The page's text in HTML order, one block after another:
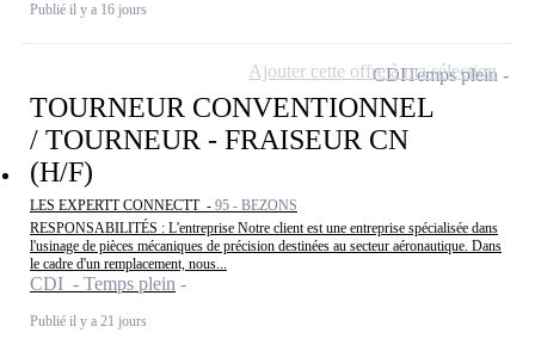
Publié il y a 16 jours
TOURNEUR CONVENTIONNEL
/ TOURNEUR - FRAISEUR CN
(H/F)
LES EXPERTT CONNECTT - 95 - BEZONS
RESPONSABILITÉS : L'entreprise Notre client est une entreprise spécialisée dans
l'usinage de pièces mécaniques de précision destinées au secteur aéronautique. Dans
le cadre d'un remplacement, nous...
CDI - Temps plein
Publié il y a 21 jours
CDITemps plein
Ajouter cette offre à ma sélection